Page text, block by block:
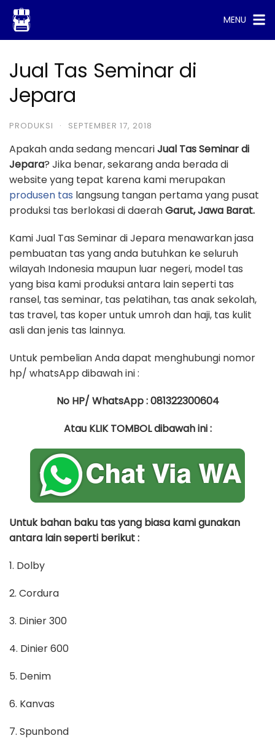
Skip
content
MENU
Jual Tas Seminar di
Jepara
PRODUKSI · SEPTEMBER 17, 2018
Apakah anda sedang mencariJual Tas Seminar di
Jepara? Jika benar, sekarang anda berada di
website yang tepat karena kami merupakan
produsen tas langsung tangan pertama yang pusat
produksi tas berlokasi di daerahGarut, Jawa Barat.
Kami Jual Tas Seminar di Jepara menawarkan jasa
pembuatan tas yang anda butuhkan ke seluruh
wilayah Indonesia maupun luar negeri, model tas
yang bisa kami produksi antara lain seperti tas
ransel, tas seminar, tas pelatihan, tas anak sekolah,
tas travel, tas koper untuk umroh dan haji, tas kulit
asli dan jenis tas lainnya.
Untuk pembelian Anda dapat menghubungi nomor
hp/ whatsApp dibawah ini :
No HP/ WhatsApp : 081322300604
Atau KLIK TOMBOL dibawah ini :
Untuk bahan baku tas yang biasa kami gunakan
antara lain seperti berikut :
1. Dolby
2. Cordura
3. Dinier 300
4. Dinier 600
5. Denim
6. Kanvas
7. Spunbond